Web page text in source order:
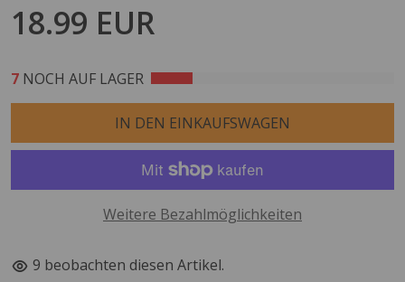
18.99 EUR
7 NOCH AUF LAGER
IN DEN EINKAUFSWAGEN
Weitere Bezahlmöglichkeiten
8 beobachten diesen Artikel.